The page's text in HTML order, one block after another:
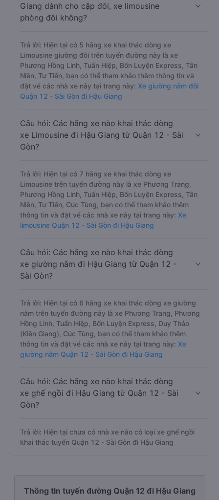
Giang dành cho cặp đôi, xe limousine
phòng đôi không?
Trả lời: Hiện tại có 5 hãng xe khai thác dòng xe
Limousine giường đôi trên tuyến đường này là xe
Phương Hồng Linh, Tuấn Hiệp, Bốn Luyện Express, Tân
Niên, Tư Tiến, bạn có thể tham khảo thêm thông tin và
đặt vé các nhà xe này tại trang này: Xe giường nằm đôi
Quận 12 - Sài Gòn đi Hậu Giang
Câu hỏi: Các hãng xe nào khai thác dòng
xe Limousine đi Hậu Giang từ Quận 12 - Sài
Gòn?
Trả lời: Hiện tại có 7 hãng xe khai thác dòng xe
Limousine trên tuyến đường này là xe Phương Trang,
Phương Hồng Linh, Tuấn Hiệp, Bốn Luyện Express, Tân
Niên, Tư Tiến, Cúc Tùng, bạn có thể tham khảo thêm
thông tin và đặt vé các nhà xe này tại trang này: Xe
limousine Quận 12 - Sài Gòn đi Hậu Giang
Câu hỏi: Các hãng xe nào khai thác dòng
xe giường nằm đi Hậu Giang từ Quận 12 -
Sài Gòn?
Trả lời: Hiện tại có 6 hãng xe khai thác dòng xe giường
nằm trên tuyến đường này là xe Phương Trang, Phương
Hồng Linh, Tuấn Hiệp, Bốn Luyện Express, Duy Thảo
(Kiên Giang), Cúc Tùng, bạn có thể tham khảo thêm
thông tin và đặt vé các nhà xe này tại trang này: Xe
giường nằm Quận 12 - Sài Gòn đi Hậu Giang
Câu hỏi: Các hãng xe nào khai thác dòng
xe ghế ngồi đi Hậu Giang từ Quận 12 - Sài
Gòn?
Trả lời: Hiện tại chưa có nhà xe nào có loại xe ghế ngồi
khai thác tuyến Quận 12 - Sài Gòn đi Hậu Giang
Thông tin tuyến đường Quận 12 đi Hậu Giang